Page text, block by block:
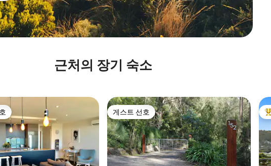
근처의 장기 숙소
호 게스트 선호
게스트 선호